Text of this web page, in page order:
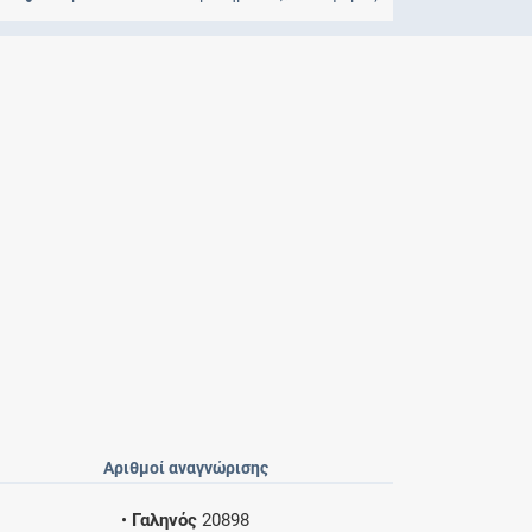
Αριθμοί αναγνώρισης
• Γαληνός 20898